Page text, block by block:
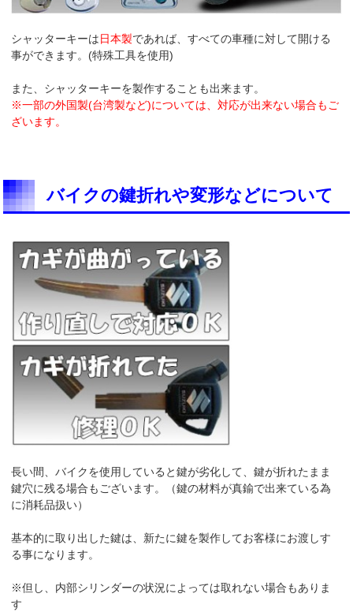
シャッターキーは日本製であれば、すべての車種に対して開ける
事ができます。(特殊工具を使用)
また、シャッターキーを製作することも出来ます。
※一部の外国製(台湾製など)については、対応が出来ない場合もご
ざいます。
バイクの鍵折れや変形などについて
長い間、バイクを使用していると鍵が劣化して、鍵が折れたまま
鍵穴に残る場合もございます。（鍵の材料が真鍮で出来ている為
に消耗品扱い）
基本的に取り出した鍵は、新たに鍵を製作してお客様にお渡しす
る事になります。
※但し、内部シリンダーの状況によっては取れない場合もありま
す